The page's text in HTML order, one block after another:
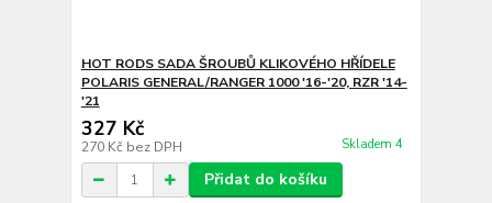
HOT RODS SADA ŠROUBŮ KLIKOVÉHO HŘÍDELE
POLARIS GENERAL/RANGER 1000 '16-'20, RZR '14-
'21
327 Kč
270 Kč bez DPH Skladem 4
Přidat do košíku